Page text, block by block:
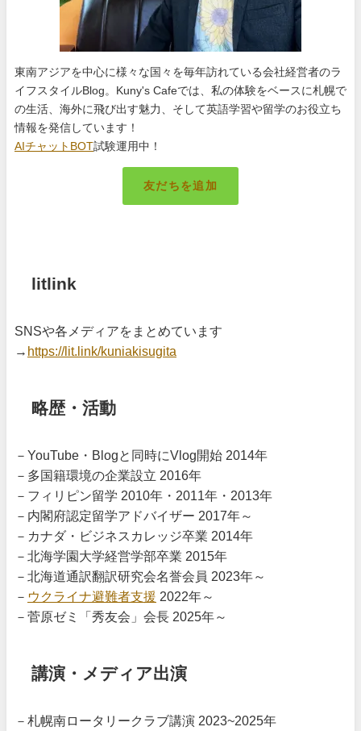
東南アジアを中心に様々な国々を毎年訪れている会社経営者のラ
イフスタイルBlog。Kuny's Cafeでは、私の体験をベースに札幌で
の生活、海外に飛び出す魅力、そして英語学習や留学のお役立ち
情報を発信しています！
AIチャットBOT試験運用中！
友だちを追加
litlink
SNSや各メディアをまとめています
→ https://lit.link/kuniakisugita
略歴・活動
－YouTube・Blogと同時にVlog開始 2014年
－多国籍環境の企業設立 2016年
－フィリピン留学 2010年・2011年・2013年
－内閣府認定留学アドバイザー 2017年～
－カナダ・ビジネスカレッジ卒業 2014年
－北海学園大学経営学部卒業 2015年
－北海道通訳翻訳研究会名誉会員 2023年～
－ ウクライナ避難者支援 2022年～
－菅原ゼミ「秀友会」会長 2025年～
講演・メディア出演
－札幌南ロータリークラブ講演 2023~2025年